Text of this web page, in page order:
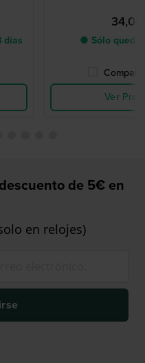
días
● Sólo queda
Ver
de 5€ en
en relojes)